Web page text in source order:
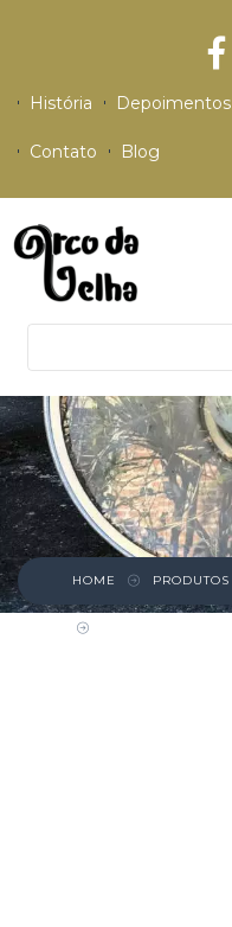
História Depoimentos
Contato Blog
HOME PRODUTOS